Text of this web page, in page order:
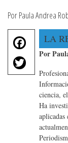
Por Paula Andrea
e
T
w
it
te
LA
Por
ciencia,
Ha